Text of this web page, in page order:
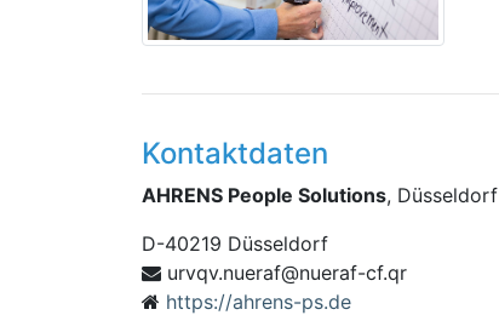
Kontaktdaten
AHRENS People Solutions, Düsseldorf
D-40219 Düsseldorf
rq.fc-far
eun@fareun.vqvru
https://ahrens-ps.de